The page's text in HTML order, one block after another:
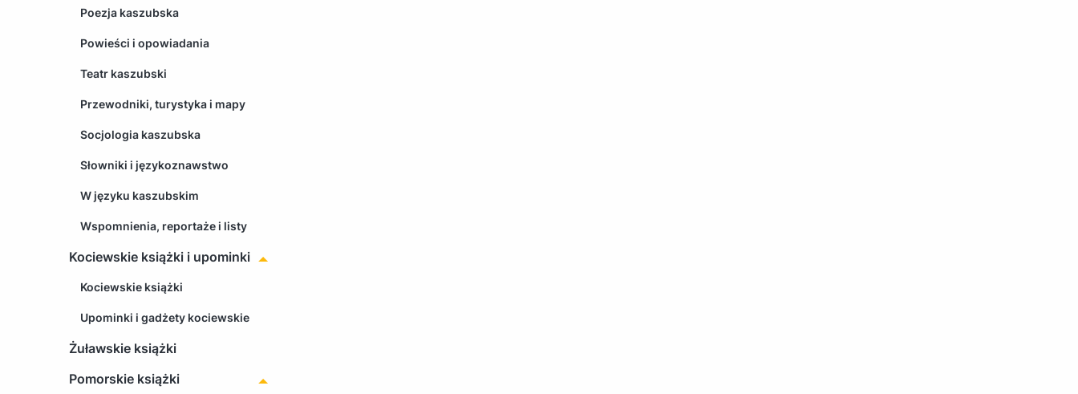
Poezja kaszubska
Powieści i opowiadania
Teatr kaszubski
Przewodniki, turystyka i mapy
Socjologia kaszubska
Słowniki i językoznawstwo
W języku kaszubskim
Wspomnienia, reportaże i listy
Kociewskie książki i upominki
Kociewskie książki
Upominki i gadżety kociewskie
Żuławskie książki
Pomorskie książki